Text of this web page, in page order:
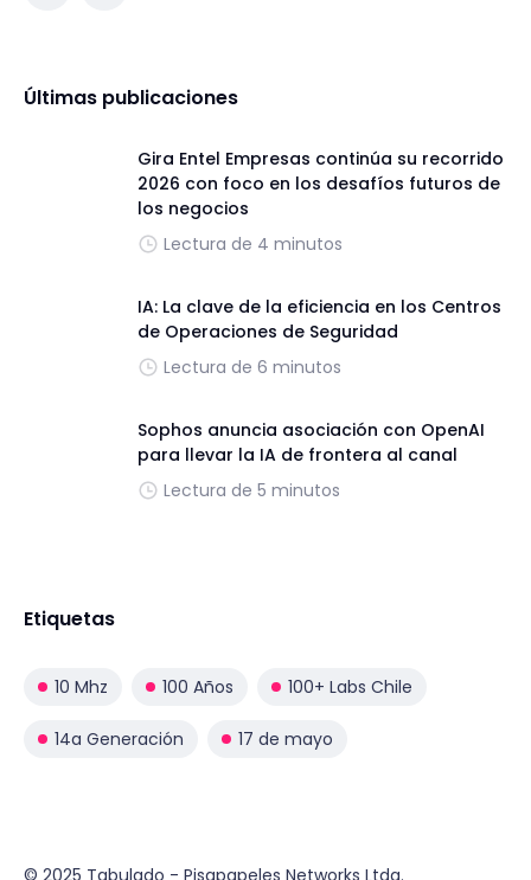
Últimas publicaciones
Gira Entel Empresas continúa su recorrido
2026 con foco en los desafíos futuros de
los negocios
Lectura de 4 minutos
IA: La clave de la eficiencia en los Centros
de Operaciones de Seguridad
Lectura de 6 minutos
Sophos anuncia asociación con OpenAI
para llevar la IA de frontera al canal
Lectura de 5 minutos
Etiquetas
10 Mhz 100 Años 100+ Labs Chile
14a Generación 17 de mayo
© 2025 Tabulado - Pisapapeles Networks Ltda.